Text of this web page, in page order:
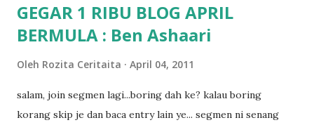
GEGAR 1 RIBU BLOG APRIL
BERMULA : Ben Ashaari
Oleh Rozita Ceritaita April 04, 2011
salam, join segmen lagi...boring dah ke? kalau boring
korang skip je dan baca entry lain ye... segmen ni senang